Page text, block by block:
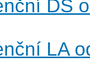
DS
LA